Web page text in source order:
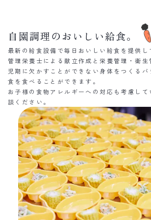
自園調理のおいしい給食。
最新の給食設備で毎日おいしい給食を提供し
管理栄養士による献立作成と栄養管理・衛生
児期に欠かすことができない身体をつくるバ
食を食べることができます。
お子様の食物アレルギーへの対応も考慮して
談ください。